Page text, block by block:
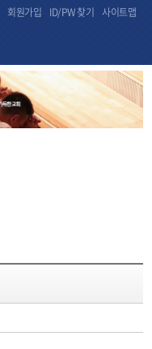
회원가입 ID/PW 찾기 사이트맵